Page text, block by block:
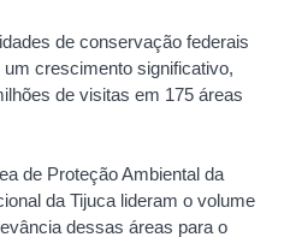
de conservação federais
crescimento significativo,
de visitas em 175 áreas
de Proteção Ambiental da
da Tijuca lideram o volume
dessas áreas para o